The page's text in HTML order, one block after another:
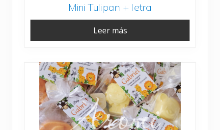
Mini Tulipan + letra
Leer más